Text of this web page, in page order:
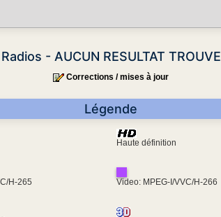
Radios - AUCUN RESULTAT TROUVE
Corrections / mises à jour
Légende
Haute définition
H-265 Video: MPEG-I/VVC/H-266